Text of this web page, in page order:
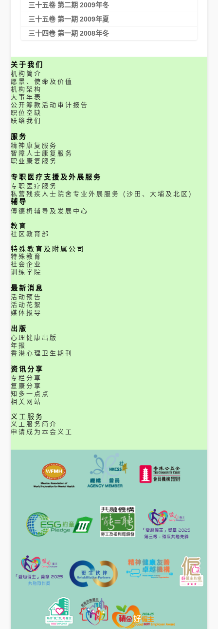
三十五卷 第二期 2009年冬
三十五卷 第一期 2009年夏
三十四卷 第一期 2008年冬
关于我们
机构简介
愿景、使命及价值
机构架构
大事年表
公开筹款活动审计报告
职位空缺
联络我们
服务
精神康复服务
智障人士康复服务
职业康复服务
专职医疗支援及外展服务
专职医疗服务
私营残疾人士院舍专业外展服务 (沙田、大埔及北区)
辅导
傅德枬辅导及发展中心
教育
社区教育部
特殊教育及附属公司
特殊教育
社会企业
训练学院
最新消息
活动预告
活动花絮
媒体报导
出版
心理健康出版
年报
香港心理卫生期刊
资讯分享
专栏分享
复康分享
知多一点点
相关网站
义工服务
义工服务简介
申请成为本会义工